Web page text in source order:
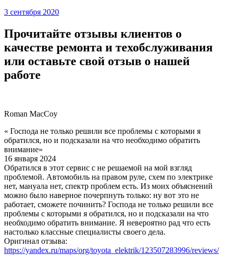
3 сентября 2020
Прочитайте отзывы клиентов о
качестве ремонта и техобслуживания
или оставьте свой отзыв о нашей
работе
Roman MacCoy
« Господа не только решили все проблемы с которыми я
обратился, но и подсказали на что необходимо обратить
внимание»
16 января 2024
Обратился в этот сервис с не решаемой на мой взгляд
проблемой. Автомобиль на правом руле, схем по электрике
нет, мануала нет, спектр проблем есть. Из моих объяснений
можно было наверное почерпнуть только: ну вот это не
работает, сможете починить? Господа не только решили все
проблемы с которыми я обратился, но и подсказали на что
необходимо обратить внимание. Я невероятно рад что есть
настолько классные специалисты своего дела.
Оригинал отзыва:
https://yandex.ru/maps/org/toyota_elektrik/123507283996/reviews/